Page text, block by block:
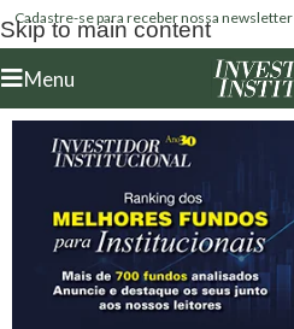
Skip to main content
Cadastre-se para receber nossa newsletter
Menu